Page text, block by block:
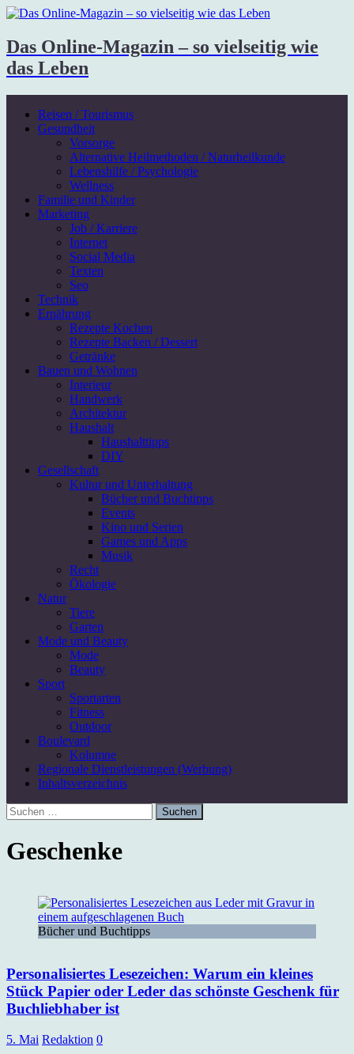
Das Online-Magazin – so vielseitig wie
das Leben
Reisen / Tourismus
Gesundheit
Vorsorge
Alternative Heilmethoden / Naturheilkunde
Lebenshilfe / Psychologie
Wellness
Familie und Kinder
Marketing
Job / Karriere
Internet
Social Media
Texten
Seo
Technik
Ernährung
Rezepte Kochen
Rezepte Backen / Dessert
Getränke
Bauen und Wohnen
Interieur
Handwerk
Architektur
Haushalt
Haushalttipps
DIY
Gesellschaft
Kultur und Unterhaltung
Bücher und Buchtipps
Events
Kino und Serien
Games und Apps
Musik
Recht
Ökologie
Natur
Tiere
Garten
Mode und Beauty
Mode
Beauty
Sport
Sportarten
Fitness
Outdoor
Boulevard
Kolumne
Regionale Dienstleistungen (Werbung)
Inhaltsverzeichnis
Suchen
nach:
Geschenke
Bücher und Buchtipps
Personalisiertes Lesezeichen: Warum ein kleines
Stück Papier oder Leder das schönste Geschenk für
Buchliebhaber ist
5. Mai Redaktion 0